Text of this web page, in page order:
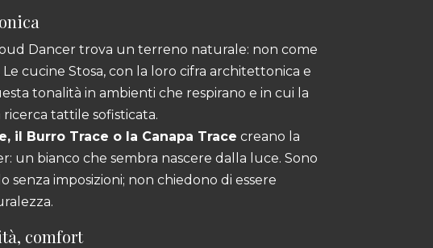
Dancer trova un terreno naturale: non come
cucine Stosa, con la loro cifra architettonica e
tonalità in ambienti che respirano e in cui la
tattile sofisticata.
il Burro Trace o la Canapa Trace creano la
un bianco che sembra nascere dalla luce. Sono
imposizioni; non chiedono di essere
comfort